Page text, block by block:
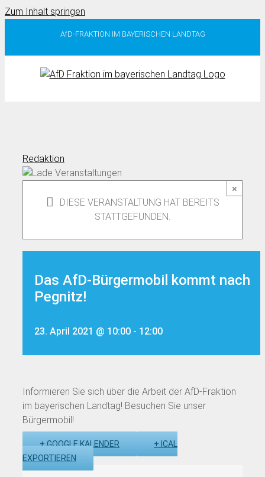
Zum Inhalt springen
AfD-FRAKTION IM BAYERISCHEN LANDTAG
Redaktion
×
DIESE VERANSTALTUNG HAT BEREITS
STATTGEFUNDEN.
Das AfD-Bürgermobil kommt nach
Pegnitz!
23. April 2021 @ 10:00 - 12:00
Informieren Sie sich über die Arbeit der AfD-Fraktion
im bayerischen Landtag! Besuchen Sie unser
Bürgermobil!
+ GOOGLE KALENDER
+ ICAL
EXPORTIEREN